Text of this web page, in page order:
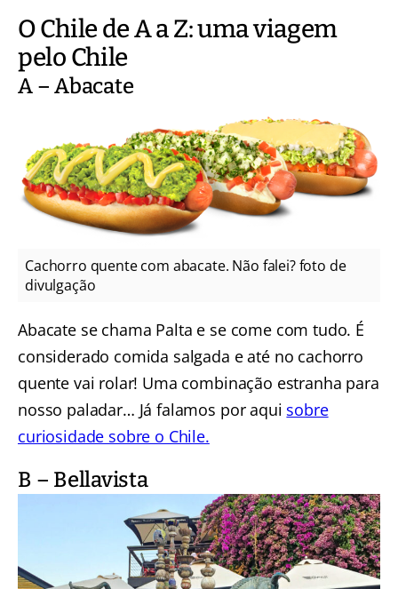
O Chile de A a Z: uma viagem
pelo Chile
A – Abacate
Cachorro quente com abacate. Não falei? foto de
divulgação
Abacate se chama Palta e se come com tudo. É
considerado comida salgada e até no cachorro
quente vai rolar! Uma combinação estranha para
nosso paladar… Já falamos por aqui sobre
curiosidade sobre o Chile.
B – Bellavista